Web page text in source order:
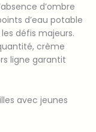
d’ombre
d’eau potable
défis majeurs.
crème
ligne garantit
avec jeunes